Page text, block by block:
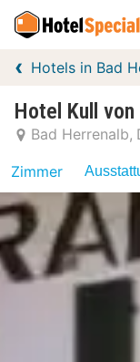
Hotels in Bad
Hotel Kull
Bad Herrenalb
Zimmer